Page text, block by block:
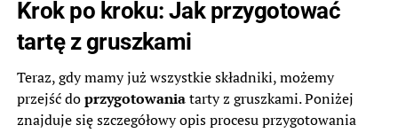
Krok po kroku: Jak przygotować
tartę z gruszkami
Teraz, gdy mamy już wszystkie składniki, możemy
przejść doprzygotowaniatarty z gruszkami. Poniżej
znajduje się szczegółowy opis procesu przygotowania